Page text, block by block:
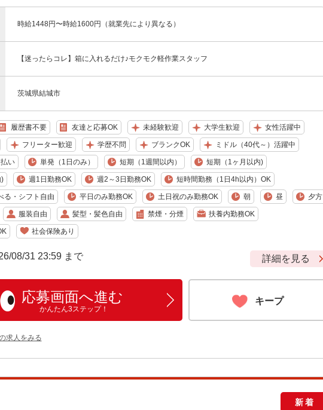
時給1448円〜時給1600円（就業先により異なる）
【迷ったらコレ】箱に入れるだけ♪モクモク軽作業スタッフ
茨城県結城市
履歴書不要 友達と応募OK 未経験歓迎 大学生歓迎 女性活躍中
フリーター歓迎 学歴不問 ブランクOK ミドル（40代～）活躍中
い 単発（1日のみ） 短期（1週間以内） 短期（1ヶ月以内)
週1日勤務OK 週2～3日勤務OK 短時間勤務（1日4h以内）OK
る・シフト自由 平日のみ勤務OK 土日祝のみ勤務OK 朝 昼 夕方
服装自由 髪型・髪色自由 禁煙・分煙 扶養内勤務OK
社会保険あり
08/31 23:59 まで 詳細を見る
応募画面へ進む
かんたん3ステップ！
キープ
求人をみる
新着